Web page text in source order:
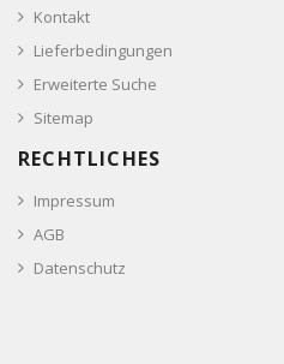
Kontakt
Lieferbedingungen
Erweiterte Suche
Sitemap
RECHTLICHES
Impressum
AGB
Datenschutz